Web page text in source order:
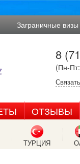
Заграничные визы
8
(Пн-
ОТЗЫВЫ
ТУРЦИЯ